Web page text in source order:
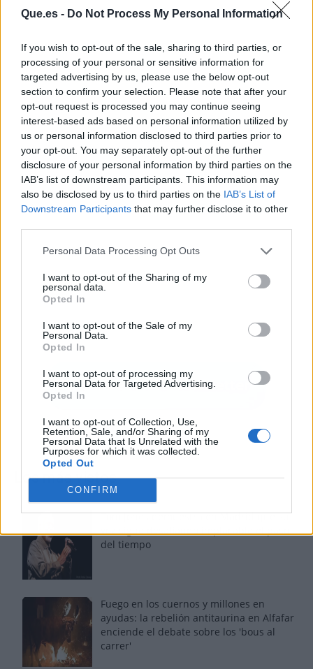
Que.es - Do Not Process My Personal Information
If you wish to opt-out of the sale, sharing to third parties, or
processing of your personal or sensitive information for
targeted advertising by us, please use the below opt-out
section to confirm your selection. Please note that after your
opt-out request is processed you may continue seeing
interest-based ads based on personal information utilized by
us or personal information disclosed to third parties prior to
your opt-out. You may separately opt-out of the further
disclosure of your personal information by third parties on the
IAB’s list of downstream participants. This information may
also be disclosed by us to third parties on the IAB’s List of
Downstream Participants that may further disclose it to other
Personal Data Processing Opt Outs
I want to opt-out of the Sharing of my
personal data.
Opted In
I want to opt-out of the Sale of my
Personal Data.
Opted In
I want to opt-out of processing my
Personal Data for Targeted Advertising.
Opted In
I want to opt-out of Collection, Use,
Retention, Sale, and/or Sharing of my
Personal Data that Is Unrelated with the
Purposes for which it was collected.
Opted Out
CONFIRM
Publicidad
Los más vistos
Tom Jones demuestra en Madrid que su
voz sigue desafiando implacable el paso
del tiempo
Fuego en los cuernos y millones en
ayudas: la rebelión antitaurina en Alfafar
enciende el debate sobre los 'bous al
carrer'